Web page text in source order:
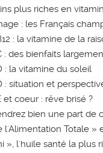
plus riches en
: les Français
: la vitamine de la
: des bienfaits
: la vitamine du soleil
: situation et
et coeur : rêve brisé ?
bien une part de
l'Alimentation Totale »
», l'huile santé la plus